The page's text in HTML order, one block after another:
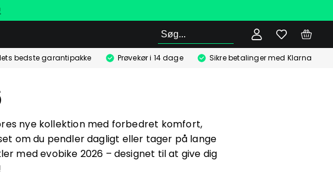
Søg
bedste garantipakke Prøvekør i 14 dage Sikre betalinger med Klarna
nye kollektion med forbedret komfort,
om du pendler dagligt eller tager på lange
med evobike 2026 – designet til at give dig